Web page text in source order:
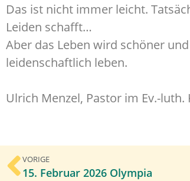
Das ist nicht immer leicht.
Leiden schafft…
Aber das Leben wird schöner
leidenschaftlich leben.
Ulrich Menzel, Pastor im Ev.-
VORIGE
15. Februar 2026 Olympia